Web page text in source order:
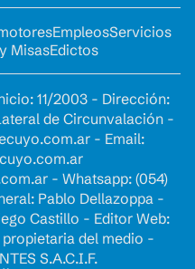
EmpleosServicios
MisasEdictos
11/2003 - Dirección:
de Circunvalación -
- Email:
- Whatsapp: (054)
Pablo Dellazoppa -
Castillo - Editor Web:
del medio -
S.A.C.I.F.